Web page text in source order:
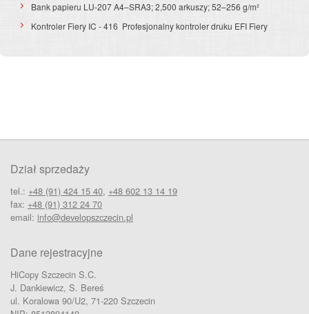
Bank papieru LU-207A4–SRA3; 2,500 arkuszy; 52–256 g/m²
Kontroler Fiery IC - 416 Profesjonalny kontroler druku EFI Fiery
Dział sprzedaży
tel.: +48 (91) 424 15 40, +48 602 13 14 19
fax: +48 (91) 312 24 70
email: info@developszczecin.pl
Dane rejestracyjne
HiCopy Szczecin S.C.
J. Dankiewicz, S. Bereś
ul. Koralowa 90/U2, 71-220 Szczecin